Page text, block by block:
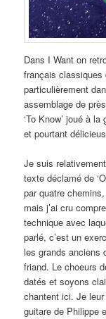
Dans I Want on
français
particulièrement
assemblage de
‘To Know’ joué à
et pourtant
Je suis
texte déclamé de
par quatre
mais j’ai cru
technique avec
parlé, c’est un
les grands anciens
friand. Le choeurs
datés et soyons
chantent ici. Je
guitare de Philippe